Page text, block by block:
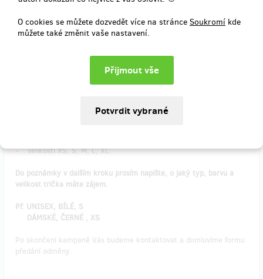
O cookies se můžete dozvedět více na stránce Soukromí kde
můžete také změnit vaše nastavení.
Chcete nás podpořit a zároveň si odnést něco originálního?
Tato odměna je ušitá na míru přímo pro Vás!
Kvalitní bavlněná unisexová a dámská trička s originálním potiskem
v našem Bikram designu jsou perfektní nejen pro letní dny.
Unisex varianta (mužské i dámské)
- velikosti S, M, L, XL.
- velikosti XS, S, M, L, XL.
Do poznámky v dalším kroku prosím napište, o jaký typ, barvu a
velikost trička máte zájem.
Př. UNISEX, BÍLÉ, S
DÁMSKÉ, ČERNÉ , XS
Po skončení kampaně Vás budeme kontaktovat a domluvíme formu
předání odměny.